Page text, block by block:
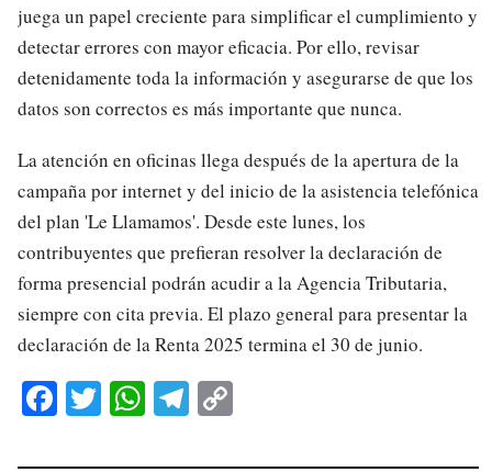
juega un papel creciente para simplificar el cumplimiento y
detectar errores con mayor eficacia. Por ello, revisar
detenidamente toda la información y asegurarse de que los
datos son correctos es más importante que nunca.
La atención en oficinas llega después de la apertura de la
campaña por internet y del inicio de la asistencia telefónica
del plan 'Le Llamamos'. Desde este lunes, los
contribuyentes que prefieran resolver la declaración de
forma presencial podrán acudir a la Agencia Tributaria,
siempre con cita previa. El plazo general para presentar la
declaración de la Renta 2025 termina el 30 de junio.
Fa T W Te